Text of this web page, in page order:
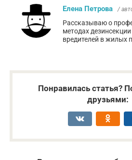
Елена Петрова /
Рассказываю о
методах
вредителей в жилых
Понравилась статья?
друзьями: